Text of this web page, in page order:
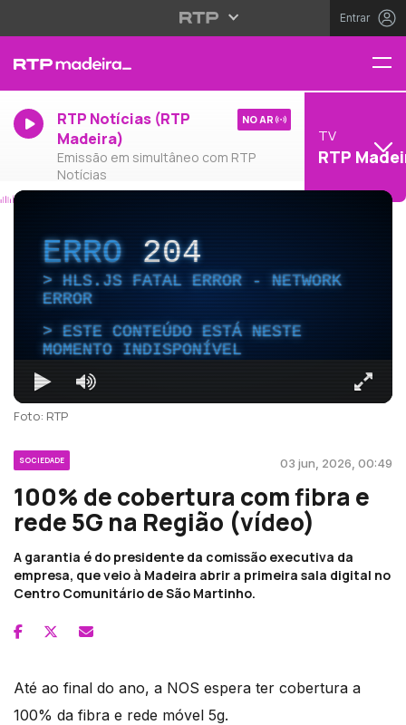
Entrar
RTP Notícias (RTP
Madeira)
Emissão em simultâneo com RTP
Notícias
NO AR
TV
RTP
ERRO204
HLS.JS FATAL ERROR - NETWORK
ERROR
ESTE CONTEÚDO ESTÁ NESTE
MOMENTO INDISPONÍVEL
Foto: RTP
SOCIEDADE 03 jun, 2026, 00:49
100% de cobertura com fibra e
rede 5G na Região (vídeo)
A garantia é do presidente da comissão executiva da
empresa, que veio à Madeira abrir a primeira sala digital no
Centro Comunitário de São Martinho.
Até ao final do ano, a NOS espera ter cobertura a
100% da fibra e rede móvel 5g.